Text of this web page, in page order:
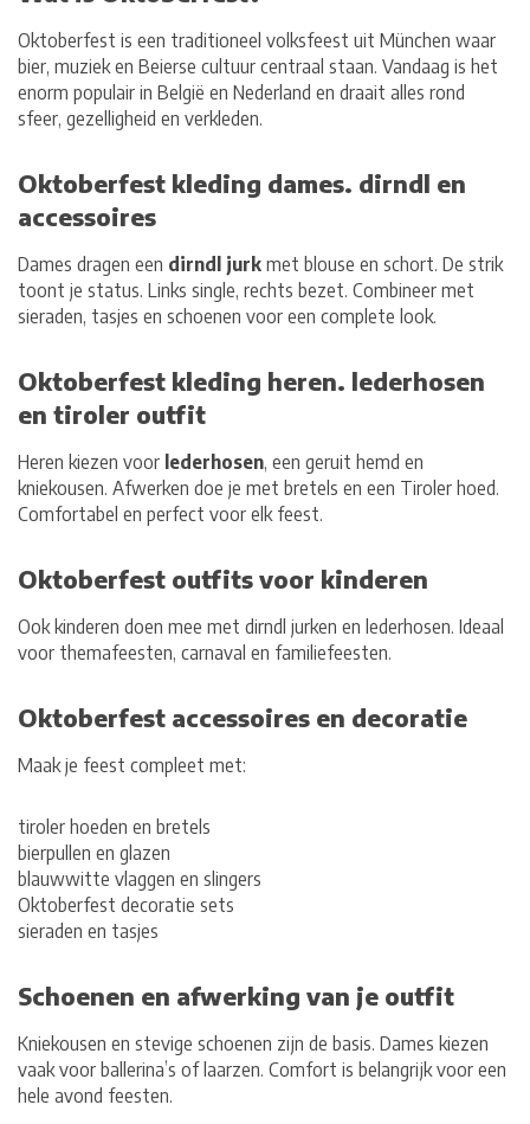
Oktoberfest is een traditioneel volksfeest uit München waar
bier, muziek en Beierse cultuur centraal staan. Vandaag is het
enorm populair in België en Nederland en draait alles rond
sfeer, gezelligheid en verkleden.
Oktoberfest kleding dames. dirndl en
accessoires
Dames dragen een dirndl jurk met blouse en schort. De strik
toont je status. Links single, rechts bezet. Combineer met
sieraden, tasjes en schoenen voor een complete look.
Oktoberfest kleding heren. lederhosen
en tiroler outfit
Heren kiezen voor lederhosen, een geruit hemd en
kniekousen. Afwerken doe je met bretels en een Tiroler hoed.
Comfortabel en perfect voor elk feest.
Oktoberfest outfits voor kinderen
Ook kinderen doen mee met dirndl jurken en lederhosen. Ideaal
voor themafeesten, carnaval en familiefeesten.
Oktoberfest accessoires en decoratie
Maak je feest compleet met:
tiroler hoeden en bretels
bierpullen en glazen
blauwwitte vlaggen en slingers
Oktoberfest decoratie sets
sieraden en tasjes
Schoenen en afwerking van je outfit
Kniekousen en stevige schoenen zijn de basis. Dames kiezen
vaak voor ballerina’s of laarzen. Comfort is belangrijk voor een
hele avond feesten.